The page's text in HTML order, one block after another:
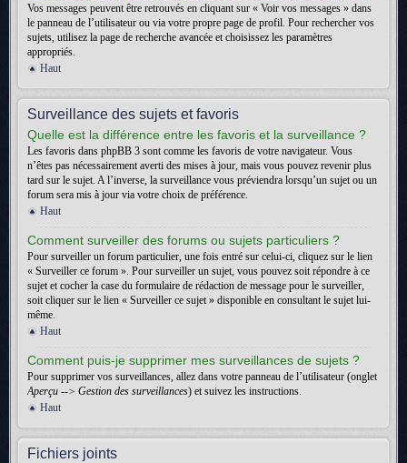
Vos messages peuvent être retrouvés en cliquant sur « Voir vos messages » dans
le panneau de l’utilisateur ou via votre propre page de profil. Pour rechercher vos
sujets, utilisez la page de recherche avancée et choisissez les paramètres
appropriés.
Haut
Surveillance des sujets et favoris
Quelle est la différence entre les favoris et la surveillance ?
Les favoris dans phpBB 3 sont comme les favoris de votre navigateur. Vous
n’êtes pas nécessairement averti des mises à jour, mais vous pouvez revenir plus
tard sur le sujet. A l’inverse, la surveillance vous préviendra lorsqu’un sujet ou un
forum sera mis à jour via votre choix de préférence.
Haut
Comment surveiller des forums ou sujets particuliers ?
Pour surveiller un forum particulier, une fois entré sur celui-ci, cliquez sur le lien
« Surveiller ce forum ». Pour surveiller un sujet, vous pouvez soit répondre à ce
sujet et cocher la case du formulaire de rédaction de message pour le surveiller,
soit cliquer sur le lien « Surveiller ce sujet » disponible en consultant le sujet lui-
même.
Haut
Comment puis-je supprimer mes surveillances de sujets ?
Pour supprimer vos surveillances, allez dans votre panneau de l’utilisateur (onglet
Aperçu --> Gestion des surveillances) et suivez les instructions.
Haut
Fichiers joints